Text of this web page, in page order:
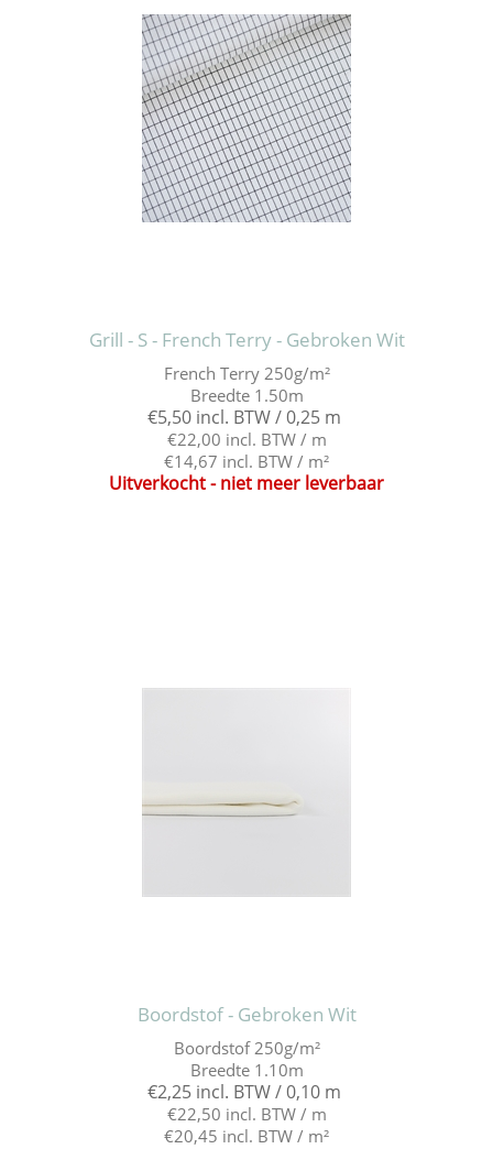
Grill - S - French Terry - Gebroken Wit
French Terry 250g/m²
Breedte 1.50m
€5,50 incl. BTW / 0,25 m
€22,00 incl. BTW / m
€14,67 incl. BTW / m²
Uitverkocht - niet meer leverbaar
Boordstof - Gebroken Wit
Boordstof 250g/m²
Breedte 1.10m
€2,25 incl. BTW / 0,10 m
€22,50 incl. BTW / m
€20,45 incl. BTW / m²